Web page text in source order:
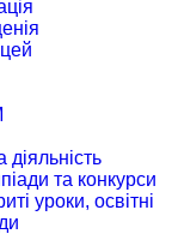
та конкурси
уроки, освітні